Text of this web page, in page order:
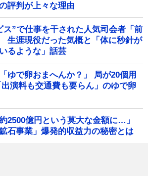
評判が上々な理由
ス”で仕事を干された人気司会者「前
生涯現役だった気概と「体に秒針が
るような」話芸
ゆで卵おまへんか？」 局が20個用
演料も交通費も要らん」のゆで卵
約2500億円という莫大な金額に…」
石事業」爆発的収益力の秘密とは